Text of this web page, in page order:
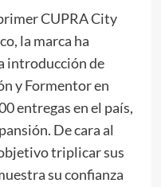
CUPRA City
la marca ha
introducción de
y Formentor en
entregas en el país,
De cara al
triplicar sus
su confianza